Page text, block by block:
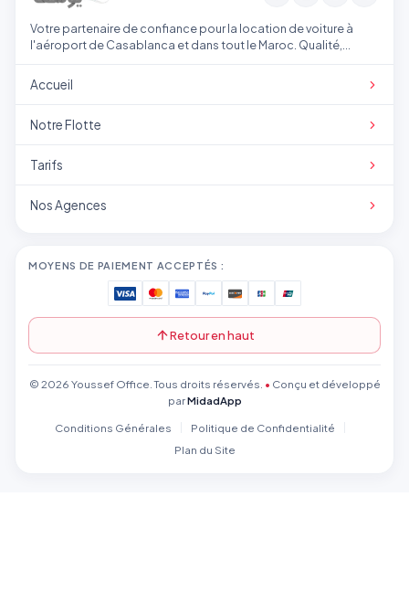
Votre partenaire de confiance pour la location de voiture à
l'aéroport de Casablanca et dans tout le Maroc. Qualité,
Accueil
Notre Flotte
Tarifs
Nos Agences
MOYENS DE PAIEMENT ACCEPTÉS :
Retour en haut
© 2026 Youssef Office. Tous droits réservés. • Conçu et développé
parMidadApp
Conditions Générales
Politique de Confidentialité
Plan du Site